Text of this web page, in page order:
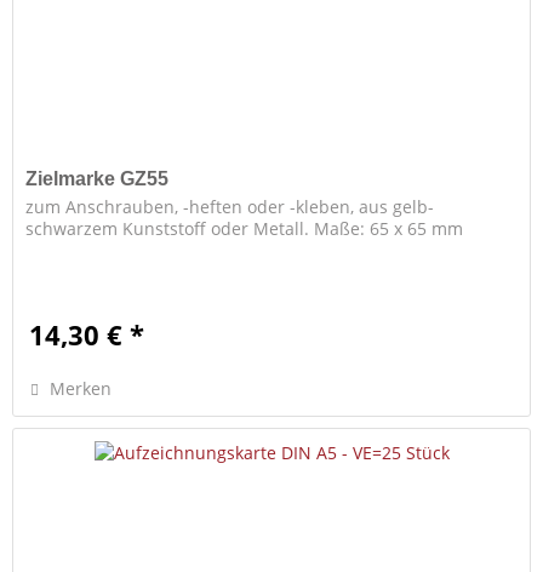
Zielmarke GZ55
zum Anschrauben, -heften oder -kleben, aus gelb-
schwarzem Kunststoff oder Metall. Maße: 65 x 65 mm
14,30 € *
Merken